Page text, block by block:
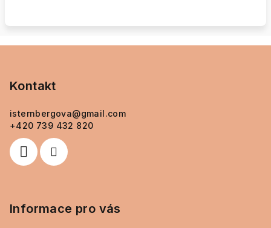
Kontakt
isternbergova@gmail.com
+420 739 432 820
Informace pro vás